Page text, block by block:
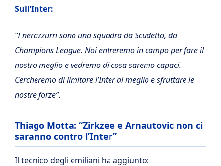
Sull’Inter:
“I nerazzurri sono una squadra da Scudetto, da
Champions League. Noi entreremo in campo per fare il
nostro meglio e vedremo di cosa saremo capaci.
Cercheremo di limitare l’Inter al meglio e sfruttare le
nostre forze”.
Thiago Motta: “Zirkzee e Arnautovic non ci
saranno contro l’Inter”
Il tecnico degli emiliani ha aggiunto: